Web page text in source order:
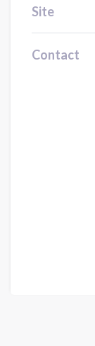
Site
Contact